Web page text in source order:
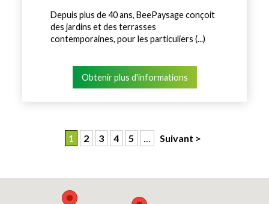
Depuis plus de 40 ans, BeePaysage conçoit
des jardins et des terrasses
contemporaines, pour les particuliers (...)
Obtenir plus d'informations
1 2 3 4 5 … Suivant >